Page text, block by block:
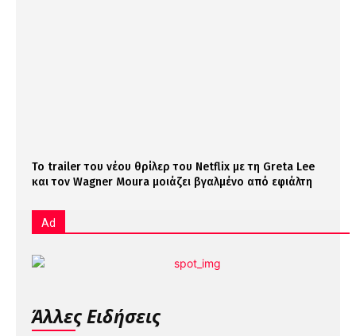
Το trailer του νέου θρίλερ του Netflix με τη Greta Lee
και τον Wagner Moura μοιάζει βγαλμένο από εφιάλτη
Ad
Άλλες Ειδήσεις